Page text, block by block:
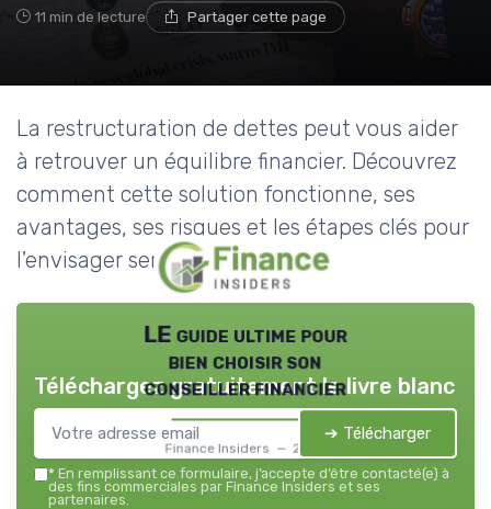
11 min de lecture Partager cette page
La restructuration de dettes peut vous aider
à retrouver un équilibre financier. Découvrez
comment cette solution fonctionne, ses
avantages, ses risques et les étapes clés pour
l'envisager sereinement.
LE guide ultime pour
bien choisir son
conseiller financier
Finance Insiders — 2026
Téléchargez gratuitement le livre blanc
➔ Télécharger
* En remplissant ce formulaire, j’accepte d’être contacté(e) à
des fins commerciales par Finance Insiders et ses
partenaires.